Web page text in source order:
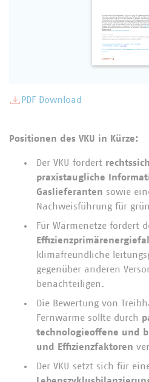
PDF Download
Positionen des VKU in Kürze:
Der VKU fordert
praxistaugliche
Gaslieferanten sowie
Nachweisführung für
Für Wärmenetze fordert
klimafreundliche
gegenüber anderen
benachteiligen.
Die Bewertung von
Fernwärme sollte durch
technologieoffene und
und Effizienzfaktoren
Der VKU setzt sich für